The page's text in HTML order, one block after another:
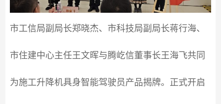
市工信局副局长郑晓杰、市科技局副局长蒋行海、
市住建中心主任王文晖与腾屹信董事长王海飞共同
为施工升降机具身智能驾驶员产品揭牌。正式开启